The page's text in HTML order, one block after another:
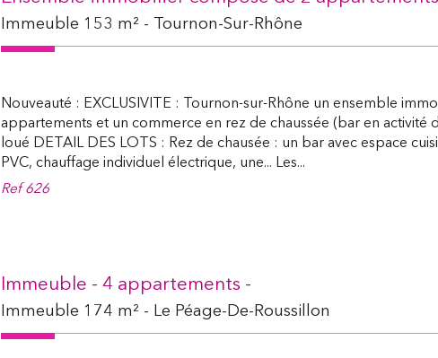
Immeuble 153 m² - Tournon-Sur-Rhône
Nouveauté : EXCLUSIVITE : Tournon-sur-Rhône un ensemble
appartements et un commerce en rez de chaussée (bar en activité
loué DETAIL DES LOTS : Rez de chausée : un bar avec espace
PVC, chauffage individuel électrique, une... Les...
Ref626
Immeuble - 4 appartements -
Immeuble 174 m² - Le Péage-De-Roussillon